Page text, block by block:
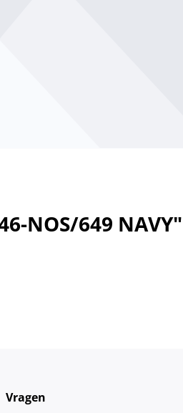
NOS/649 NAVY"
Vragen